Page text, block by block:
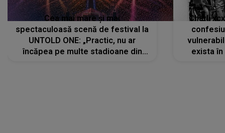
Cea mai mare și mai
spectaculoasă scenă de festival la
UNTOLD ONE: „Practic, nu ar
încăpea pe multe stadioane din
Charli
exista